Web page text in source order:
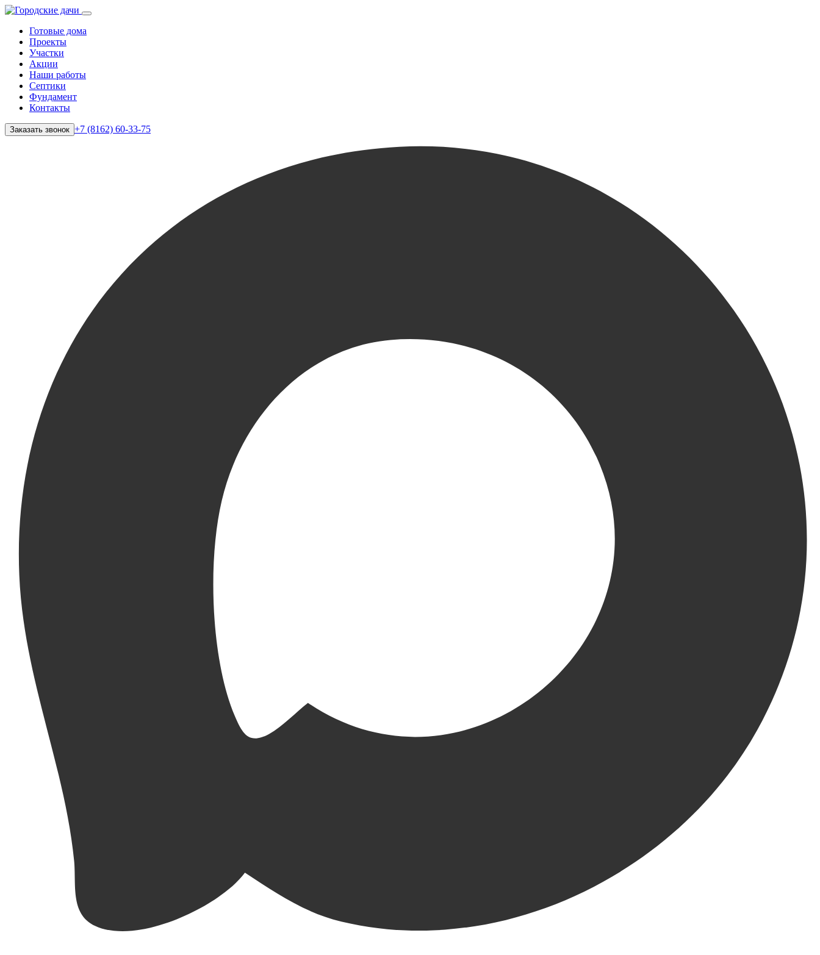
Готовые дома
Проекты
Участки
Акции
Наши работы
Септики
Фундамент
Контакты
Заказать звонок +7 (8162) 60-33-75